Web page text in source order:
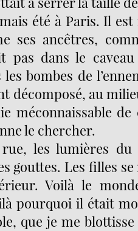
été à Paris. Il
ses ancêtres,
pas dans le
les bombes de
décomposé, au
méconnaissable
le chercher.
les lumières du
gouttes. Les filles
Voilà le
pourquoi il était
que je me